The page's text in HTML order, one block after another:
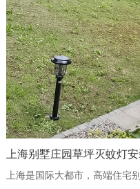
上海别墅庄园草坪灭蚊灯
上海是国际大都市，高端住宅